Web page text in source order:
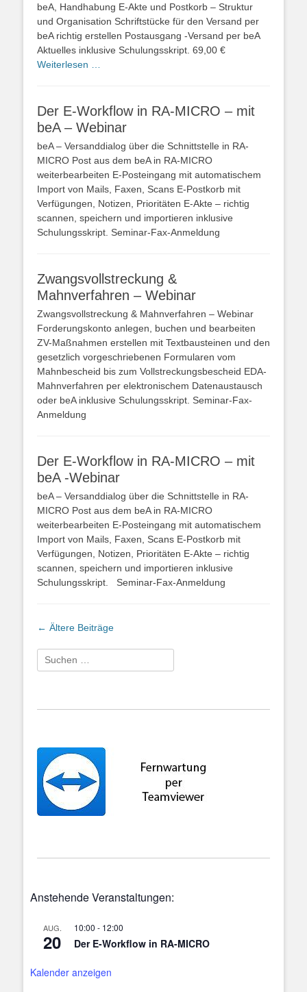
beA, Handhabung E-Akte und Postkorb – Struktur
und Organisation Schriftstücke für den Versand per
beA richtig erstellen Postausgang -Versand per beA
Aktuelles inklusive Schulungsskript. 69,00 €
Weiterlesen …
Der E-Workflow in RA-MICRO – mit
beA – Webinar
beA – Versanddialog über die Schnittstelle in RA-
MICRO Post aus dem beA in RA-MICRO
weiterbearbeiten E-Posteingang mit automatischem
Import von Mails, Faxen, Scans E-Postkorb mit
Verfügungen, Notizen, Prioritäten E-Akte – richtig
scannen, speichern und importieren inklusive
Schulungsskript. Seminar-Fax-Anmeldung
Zwangsvollstreckung &
Mahnverfahren – Webinar
Zwangsvollstreckung & Mahnverfahren – Webinar
Forderungskonto anlegen, buchen und bearbeiten
ZV-Maßnahmen erstellen mit Textbausteinen und den
gesetzlich vorgeschriebenen Formularen vom
Mahnbescheid bis zum Vollstreckungsbescheid EDA-
Mahnverfahren per elektronischem Datenaustausch
oder beA inklusive Schulungsskript. Seminar-Fax-
Anmeldung
Der E-Workflow in RA-MICRO – mit
beA -Webinar
beA – Versanddialog über die Schnittstelle in RA-
MICRO Post aus dem beA in RA-MICRO
weiterbearbeiten E-Posteingang mit automatischem
Import von Mails, Faxen, Scans E-Postkorb mit
Verfügungen, Notizen, Prioritäten E-Akte – richtig
scannen, speichern und importieren inklusive
Schulungsskript. Seminar-Fax-Anmeldung
Beitragsnavigation
← Ältere Beiträge
Suchen
nach:
Anstehende Veranstaltungen:
AUG.
20
10:00 - 12:00
Der E-Workflow in RA-MICRO
Kalender anzeigen